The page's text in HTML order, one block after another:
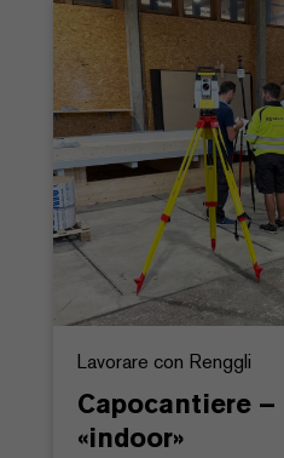
Lavorare con Renggli
Capocantiere
«indoor»